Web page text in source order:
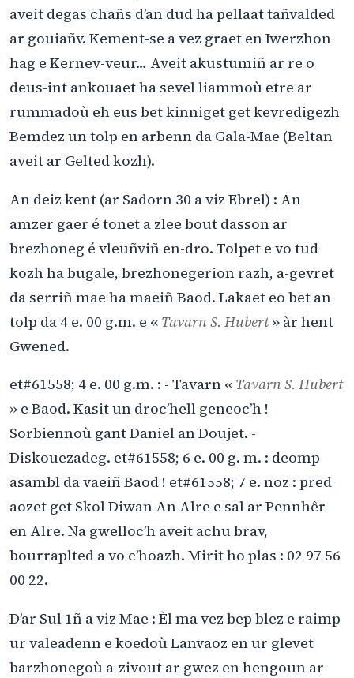
aveit degas chañs d’an dud ha pellaat tañvalded
ar gouiañv. Kement-se a vez graet en Iwerzhon
hag e Kernev-veur… Aveit akustumiñ ar re o
deus-int ankouaet ha sevel liammoù etre ar
rummadoù eh eus bet kinniget get kevredigezh
Bemdez un tolp en arbenn da Gala-Mae (Beltan
aveit ar Gelted kozh).
An deiz kent (ar Sadorn 30 a viz Ebrel) : An
amzer gaer é tonet a zlee bout dasson ar
brezhoneg é vleuñviñ en-dro. Tolpet e vo tud
kozh ha bugale, brezhonegerion razh, a-gevret
da serriñ mae ha maeiñ Baod. Lakaet eo bet an
tolp da 4 e. 00 g.m. e « Tavarn S. Hubert» àr hent
Gwened.
et#61558; 4 e. 00 g.m. : - Tavarn « Tavarn S. Hubert
» e Baod. Kasit un droc’hell geneoc’h !
Sorbiennoù gant Daniel an Doujet. -
Diskouezadeg. et#61558; 6 e. 00 g. m. : deomp
asambl da vaeiñ Baod ! et#61558; 7 e. noz : pred
aozet get Skol Diwan An Alre e sal ar Pennhêr
en Alre. Na gwelloc’h aveit achu brav,
bourraplted a vo c’hoazh. Mirit ho plas : 02 97 56
00 22.
D’ar Sul 1ñ a viz Mae : Èl ma vez bep blez e raimp
ur valeadenn e koedoù Lanvaoz en ur glevet
barzhonegoù a-zivout ar gwez en hengoun ar